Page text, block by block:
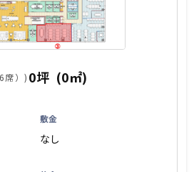
）) 0坪 (0㎡)
敷金
なし